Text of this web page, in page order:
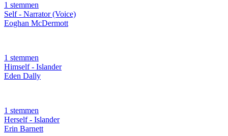
1 stemmen
Self - Narrator (Voice)
Eoghan McDermott
1 stemmen
Himself - Islander
Eden Dally
1 stemmen
Herself - Islander
Erin Barnett